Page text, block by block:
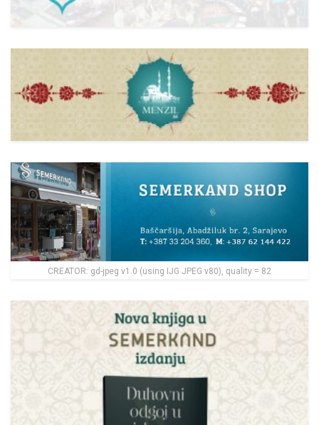
CREATOR: gd-jpeg v1.0 (using IJG JPEG v80), quality = 82